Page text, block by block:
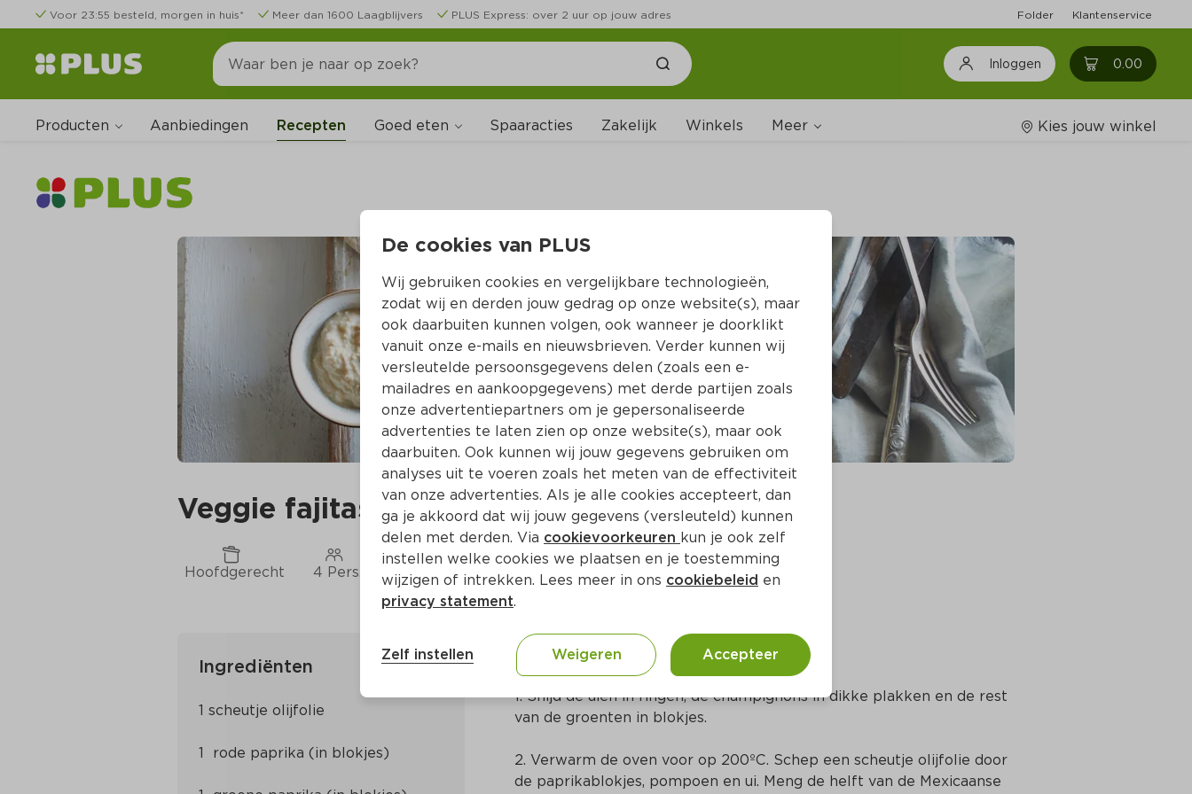
Voor 23:55 besteld, morgen in huis* Meer dan 1600 Laagblijvers PLUS Express: over 2 uur op jouw adres Folder Klantenservice
Inloggen 0.00 0
Producten Aanbiedingen Recepten Goed eten Spaaracties Zakelijk Winkels Meer
Wijnshop
Boodschappenlijstjes
Kies jouw winkel
Veggie fajitas met limoensaus
Hoofdgerecht 4 Pers. Ca. 10 Min Centraal-Amerikaans
Ingrediënten
Bereidingswijze
1. Snijd de uien in ringen, de champignons in dikke plakken en de rest
van de groenten in blokjes.
2. Verwarm de oven voor op 200ºC. Schep een scheutje olijfolie door
de paprikablokjes, pompoen en ui. Meng de helft van de Mexicaanse
De cookies van PLUS
Wij gebruiken cookies en vergelijkbare technologieën,
zodat wij en derden jouw gedrag op onze website(s), maar
ook daarbuiten kunnen volgen, ook wanneer je doorklikt
vanuit onze e-mails en nieuwsbrieven. Verder kunnen wij
versleutelde persoonsgegevens delen (zoals een e-
mailadres en aankoopgegevens) met derde partijen zoals
onze advertentiepartners om je gepersonaliseerde
advertenties te laten zien op onze website(s), maar ook
daarbuiten. Ook kunnen wij jouw gegevens gebruiken om
analyses uit te voeren zoals het meten van de effectiviteit
van onze advertenties. Als je alle cookies accepteert, dan
ga je akkoord dat wij jouw gegevens (versleuteld) kunnen
delen met derden. Via cookievoorkeuren kun je ook zelf
instellen welke cookies we plaatsen en je toestemming
wijzigen of intrekken. Lees meer in ons cookiebeleid en
privacy statement.
Zelf instellen Weigeren Accepteer